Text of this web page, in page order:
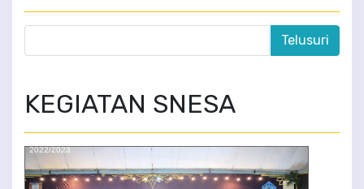
KEGIATAN SNESA
2022/2023